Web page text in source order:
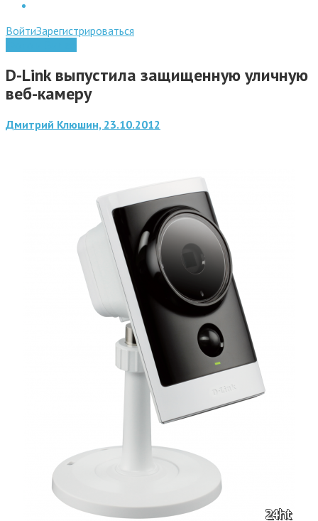
ВойтиЗарегистрироваться
D-Link выпустила защищенную уличную
веб-камеру
Дмитрий Клюшин, 23.10.2012